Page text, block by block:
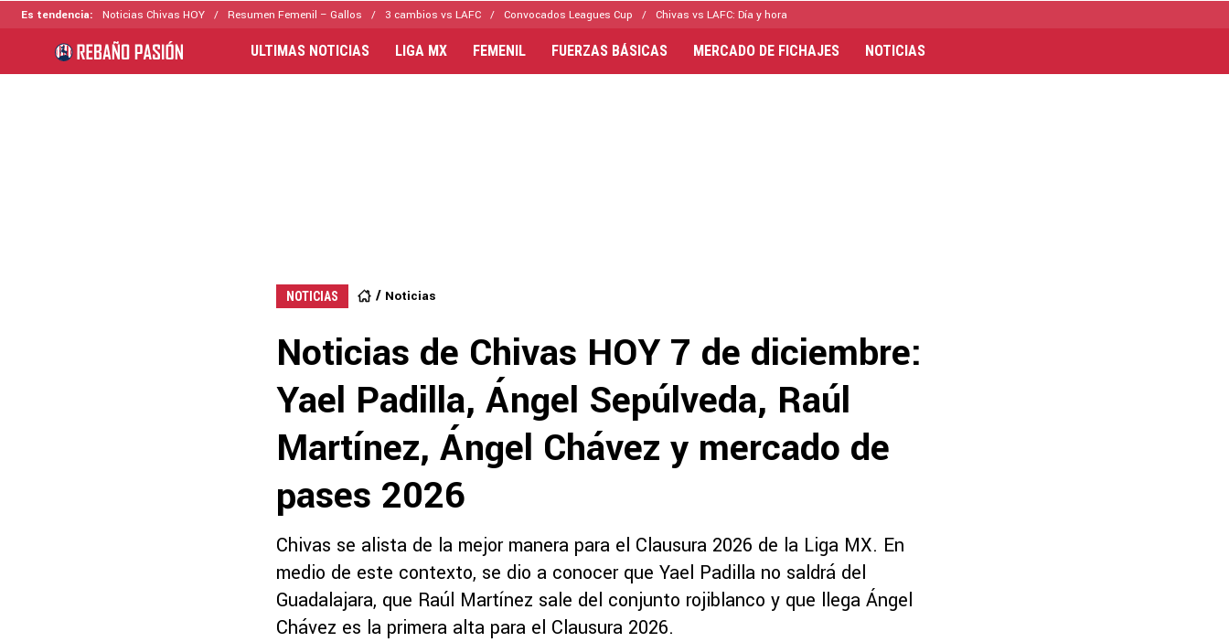
Es tendencia: Noticias Chivas HOY Resumen Femenil – Gallos 3 cambios vs LAFC Convocados Leagues Cup Chivas vs LAFC: Día y hora
ULTIMAS NOTICIAS LIGA MX FEMENIL FUERZAS BÁSICAS MERCADO DE FICHAJES NOTICIAS
NOTICIAS Noticias
Noticias de Chivas HOY 7 de diciembre:
Yael Padilla, Ángel Sepúlveda, Raúl
Martínez, Ángel Chávez y mercado de
pases 2026
Chivas se alista de la mejor manera para el Clausura 2026 de la Liga MX. En
medio de este contexto, se dio a conocer que Yael Padilla no saldrá del
Guadalajara, que Raúl Martínez sale del conjunto rojiblanco y que llega Ángel
Chávez es la primera alta para el Clausura 2026.